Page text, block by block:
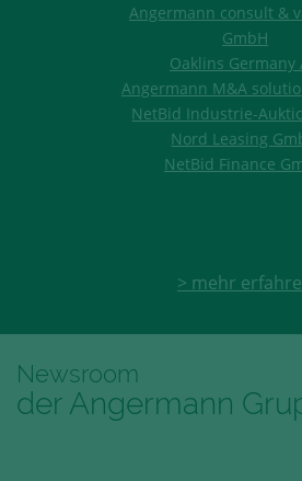
Angermann consult &
GmbH
Oaklins Germany
Angermann M&A
NetBid Industrie-
Nord Leasing
NetBid Finance
> mehr
Newsroom
der Angermann